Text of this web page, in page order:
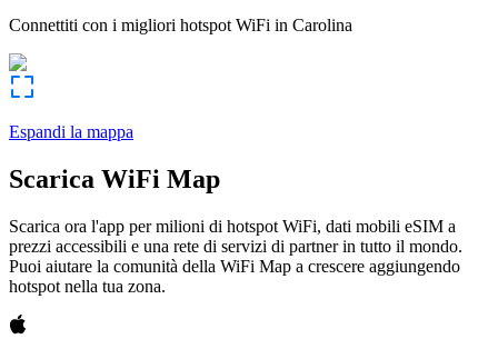
Connettiti con i migliori hotspot WiFi in Carolina
Espandi la mappa
Scarica WiFi Map
Scarica ora l'app per milioni di hotspot WiFi, dati mobili eSIM a
prezzi accessibili e una rete di servizi di partner in tutto il mondo.
Puoi aiutare la comunità della WiFi Map a crescere aggiungendo
hotspot nella tua zona.